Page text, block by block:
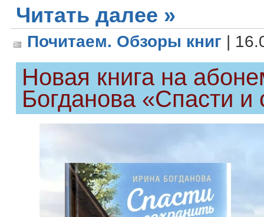
Читать далее »
Почитаем. Обзоры книг |
Новая книга на
Богданова «Спасти и